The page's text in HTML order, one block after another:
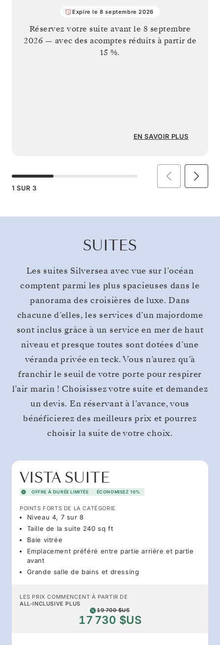
Expire le 8 septembre 2026
Réservez votre suite avant le 8 septembre
2026 — avec des acomptes réduits à partir de
15 %.
EN SAVOIR PLUS
1 SUR 3
SUITES
Les suites Silversea avec vue sur l’océan
comptent parmi les plus spacieuses dans le
panorama des croisières de luxe. Dans
chacune d’elles, les services d’un majordome
sont inclus grâce à un service en mer de haut
niveau et presque toutes sont dotées d’une
véranda privée en teck. Vous n’aurez qu’à
franchir le seuil de votre porte pour respirer
l’air marin ! Choisissez votre suite et demandez
un devis. En réservant à l’avance, vous
bénéficierez des meilleurs prix et pourrez
choisir la suite de votre choix.
VISTA SUITE
OFFRE À DURÉE LIMITÉE ÉCONOMISEZ 10%
POINTS FORTS DE LA CATÉGORIE
Niveau 4, 7 sur 8
Taille de la suite 240 sq ft
Baie vitrée
Emplacement préféré entre partie arrière et partie
avant
Grande salle de bains et dressing
LES PRIX COMMENCENT À PARTIR DE
ALL-INCLUSIVE PLUS
19 700 $US
17 730 $US